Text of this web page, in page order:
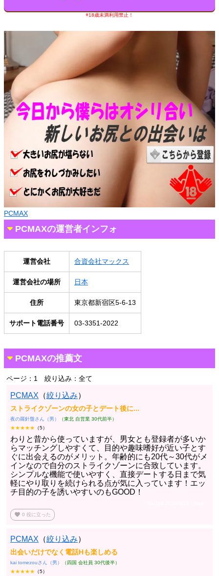
※18歳未満利用禁止！
PCMAX
PCMAXの運営者インフォ
運営会社 合資会社マックス
運営会社の場所 日本
住所 東京都新宿区5-6-13
サポート電話番号 03-3351-2022
PCMAXの推薦文
ページ：1 絞り込み：全て
PCMAX （絞り込み）
ストライクゾーンの女の子とデート後に...
夜の羅針盤さん（男）
（東北 自営業 30代前半）
★★★★★ （5）
わりと昔から使っていますが、男女とも登録者が多いか
らマッチングしやすくて、目的や趣味嗜好が近い子とす
ぐに出会えるのがメリット。年齢的にも20代～30代がメ
インなので自分のストライクゾーンに合致しています。
シンプルな機能で使いやすく、直接デートする日まで気
軽にやり取りを続けられる点が気に入っています！エッ
チ目的の子を誘いやすいのもGOOD！
favorite 0 役に立った
PCMAX （絞り込み）
出会いだけでなく電話Hも楽しめる
kai tomezouさん（男）
（四国 会社員 30代後半）
★★★★★ （5）